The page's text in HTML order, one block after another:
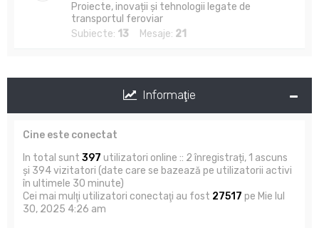
Proiecte, inovații și tehnologii legate de
transportul feroviar
Subiecte: 13 Mesaje: 21
Informaţie
Cine este conectat
In total sunt 397 utilizatori online :: 2 înregistrați, 1 ascuns
și 394 vizitatori (date care se bazează pe utilizatorii activi
în ultimele 30 minute)
Cei mai mulţi utilizatori conectaţi au fost 27517 pe Mie Iul
30, 2025 4:26 am